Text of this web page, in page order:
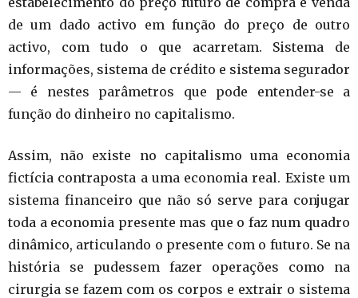
de um dado activo em função do preço de outro
activo, com tudo o que acarretam. Sistema de
informações, sistema de crédito e sistema segurador
— é nestes parâmetros que pode entender-se a
função do dinheiro no capitalismo.
Assim, não existe no capitalismo uma economia
fictícia contraposta a uma economia real. Existe um
sistema financeiro que não só serve para conjugar
toda a economia presente mas que o faz num quadro
dinâmico, articulando o presente com o futuro. Se na
história se pudessem fazer operações como na
cirurgia se fazem com os corpos e extrair o sistema